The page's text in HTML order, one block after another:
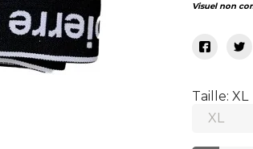
Visuel non
Taille: XL